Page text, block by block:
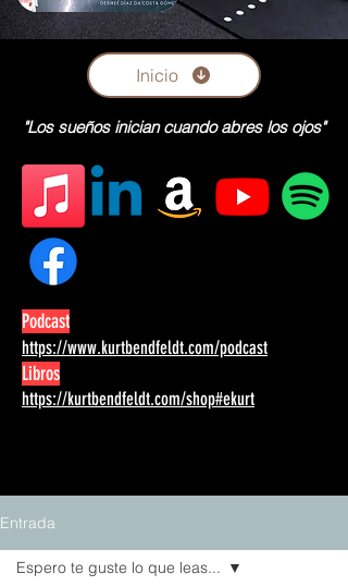
Inicio
"Los sueños inician cuando abres los ojos"
Podcast
https://www.kurtbendfeldt.com/podcast
Libros
https://kurtbendfeldt.com/shop#ekurt
Entrada
Espero te guste lo que leas...